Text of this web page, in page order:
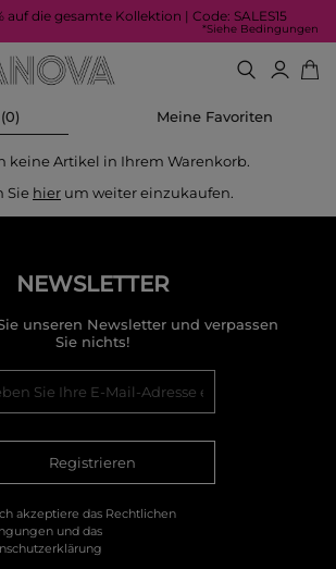
auf die gesamte Kollektion | Code: SALES15
*Siehe Bedingungen
Meine Favoriten
keine Artikel in Ihrem Warenkorb.
Sie hier um weiter einzukaufen.
NEWSLETTER
unseren Newsletter und verpassen
Sie nichts!
Registrieren
akzeptiere das Rechtlichen
und das